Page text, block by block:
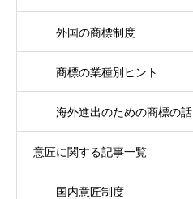
外国の商標制度
商標の業種別ヒント
海外進出のための商標の話
意匠に関する記事一覧
国内意匠制度